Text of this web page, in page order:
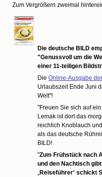
Zum Vergrößern zweimal
Die deutsche BILD
"Genussvoll um die
einer 11-teiligen
Die Online-Ausgabe
Urlaubszeit Ende Juni
Welt"!
"Freuen Sie sich auf
Lemak ist dort das
reichlich Knoblauch
als das deutsche
BILD!
"Zum Frühstück nach
und den Nachtisch
„Reiseführer“ schickt